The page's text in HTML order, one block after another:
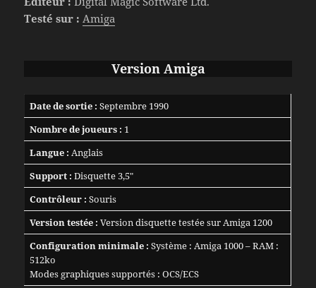
Testé sur : Amiga
Version Amiga
Date de sortie : Septembre 1990
Nombre de joueurs : 1
Langue : Anglais
Support : Disquette 3,5″
Contrôleur : Souris
Version testée : Version disquette testée sur Amiga 1200
Configuration minimale : Système : Amiga 1000 – RAM :
512ko
Modes graphiques supportés : OCS/ECS